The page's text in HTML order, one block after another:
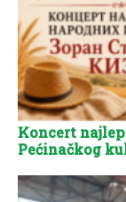
Koncert
Pećinačkog